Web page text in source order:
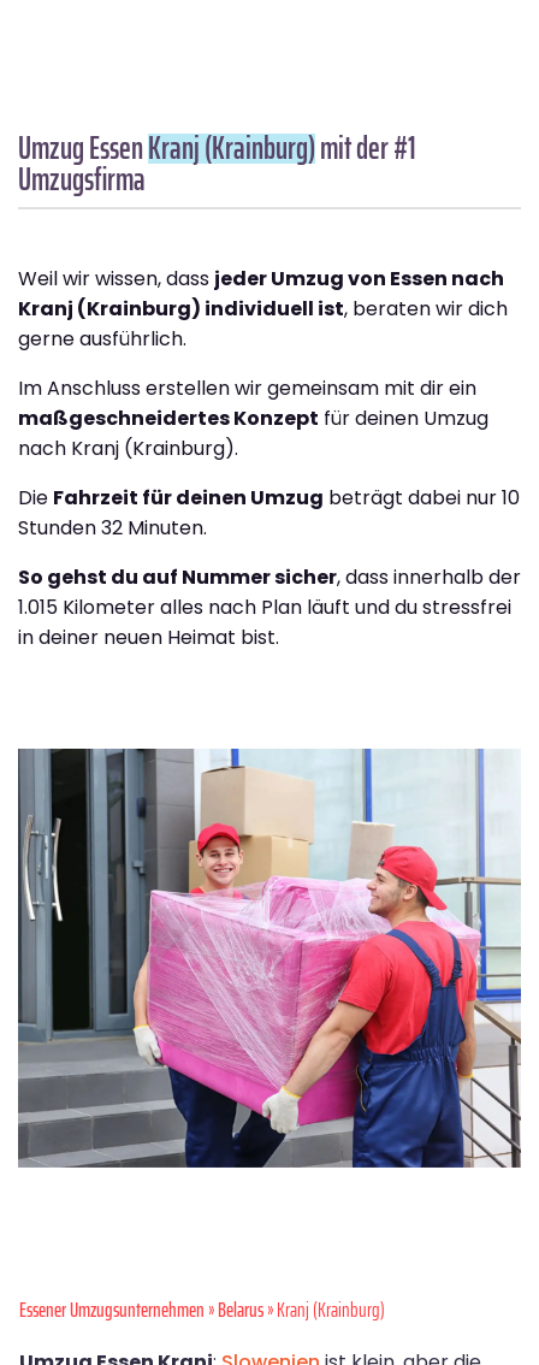
Umzug EssenKranj (Krainburg)mit der #1
Umzugsfirma
Weil wir wissen, dass jeder Umzug von Essen nach
Kranj (Krainburg) individuell ist, beraten wir dich
gerne ausführlich.
Im Anschluss erstellen wir gemeinsam mit dir ein
maßgeschneidertes Konzept für deinen Umzug
nach Kranj (Krainburg).
Die Fahrzeit für deinen Umzug beträgt dabei nur 10
Stunden 32 Minuten.
So gehst du auf Nummer sicher, dass innerhalb der
1.015 Kilometer alles nach Plan läuft und du stressfrei
in deiner neuen Heimat bist.
Essener Umzugsunternehmen»Belarus» Kranj (Krainburg)